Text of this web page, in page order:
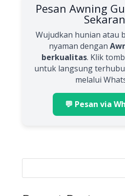
Pesan Awning
Wujudkan hunian atau
nyaman dengan
berkualitas. Klik
untuk langsung
melalui
💬 Pesan via